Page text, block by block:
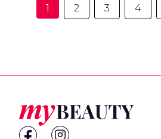
1 2 3 4